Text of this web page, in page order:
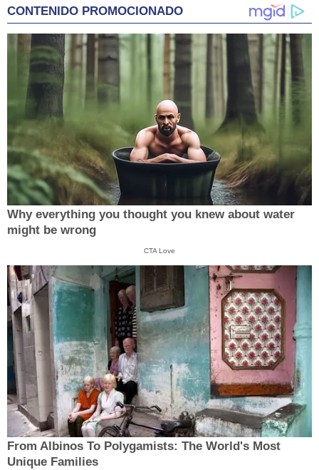
CONTENIDO PROMOCIONADO
Why everything you thought you knew about water
might be wrong
CTA Love
From Albinos To Polygamists: The World's Most
Unique Families